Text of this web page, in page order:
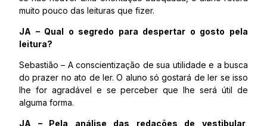
muito pouco das leituras que fizer.
JA – Qual o segredo para despertar o gosto pela
leitura?
Sebastião – A conscientização de sua utilidade e a busca
do prazer no ato de ler. O aluno só gostará de ler se isso
lhe for agradável e se perceber que lhe será útil de
alguma forma.
JA – Pela análise das redações de vestibular,